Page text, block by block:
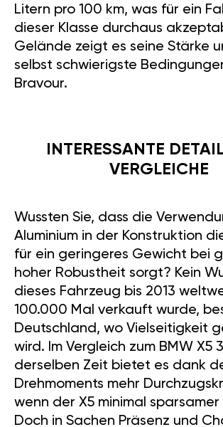
Litern pro 100 km, was für ein
dieser Klasse durchaus
Gelände zeigt es seine Stärke
selbst schwierigste
Bravour.
INTERESSANTE
VERGLEICHE
Wussten Sie, dass die
Aluminium in der Konstruktion
für ein geringeres Gewicht bei
hoher Robustheit sorgt? Kein
dieses Fahrzeug bis 2013
100.000 Mal verkauft wurde,
Deutschland, wo Vielseitigkeit
wird. Im Vergleich zum BMW X5
derselben Zeit bietet es dank
Drehmoments mehr
wenn der X5 minimal sparsamer
Doch in Sachen Präsenz und